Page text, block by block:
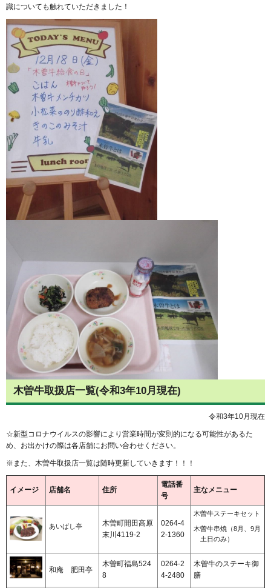
識についても触れていただきました！
木曽牛取扱店一覧(令和3年10月現在)
令和3年10月現在
☆新型コロナウイルスの影響により営業時間が変則的になる可能性があるた
め、お出かけの際は各店舗にお問い合わせください。
※また、木曽牛取扱店一覧は随時更新していきます！！！
イメージ 店舗名 住所
電話番
号
主なメニュー
あいばし亭
木曽町開田高原
末川4119-2
0264-4
2-1360
木曽牛ステーキセット
木曽牛串焼（8月、9月
土日のみ）
和庵 肥田亭
木曽町福島524
8
0264-2
4-2480
木曽牛のステーキ御
膳